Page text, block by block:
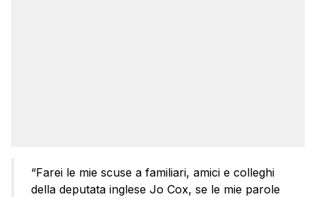
“Farei le mie scuse a familiari, amici e colleghi
della deputata inglese Jo Cox, se le mie parole